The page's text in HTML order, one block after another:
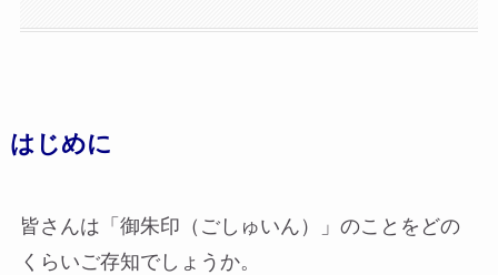
はじめに
皆さんは「御朱印（ごしゅいん）」のことをどの
くらいご存知でしょうか。